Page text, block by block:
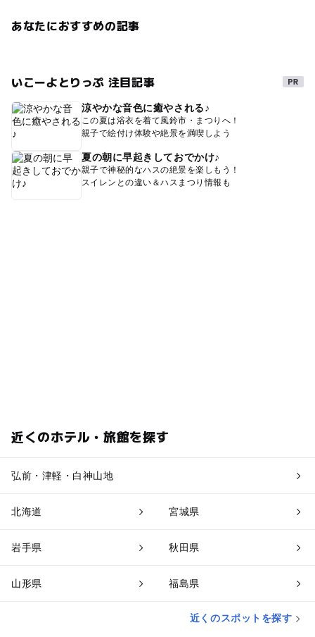
親子体験
あなたにおすすめの記事
いこーよとりっぷ 注目記事
涼やかな音色に癒やされる♪
この夏は浴衣を着て風鈴市・まつりへ！
親子で絵付け体験や絶景を満喫しよう
夏の朝に早起きしておでかけ♪
親子で神秘的なハスの絶景を楽しもう！
スイレンとの違い＆ハスまつり情報も
近くのホテル・旅館を探す
弘前・津軽・白神山地
北海道 宮城県
岩手県 秋田県
山形県 福島県
近くのスポットを探す